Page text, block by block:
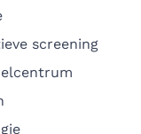
screening